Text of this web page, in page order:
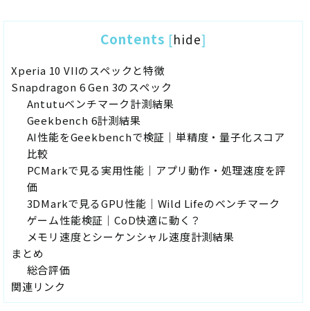
Contents [hide]
Xperia 10 VIIのスペックと特徴
Snapdragon 6 Gen 3のスペック
Antutuベンチマーク計測結果
Geekbench 6計測結果
AI性能をGeekbenchで検証｜単精度・量子化スコア
比較
PCMarkで見る実用性能｜アプリ動作・処理速度を評
価
3DMarkで見るGPU性能｜Wild Lifeのベンチマーク
ゲーム性能検証｜CoD快適に動く？
メモリ速度とシーケンシャル速度計測結果
まとめ
総合評価
関連リンク